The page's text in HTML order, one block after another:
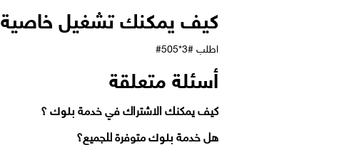
كيف يمكنك تشغيل خاصية
اطلب#505*3#
أسئلة متعلقة
كيف يمكنك الاشتراك في خدمةبلوك؟
هل خدمةبلوكمتوفرة للجميع؟